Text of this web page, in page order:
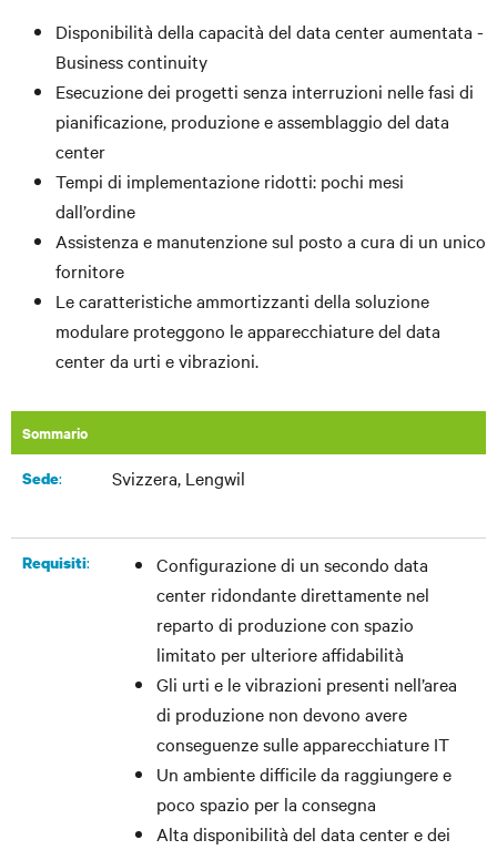
Disponibilità della capacità del data center aumentata -
Business continuity
Esecuzione dei progetti senza interruzioni nelle fasi di
pianificazione, produzione e assemblaggio del data
center
Tempi di implementazione ridotti: pochi mesi
dall’ordine
Assistenza e manutenzione sul posto a cura di un unico
fornitore
Le caratteristiche ammortizzanti della soluzione
modulare proteggono le apparecchiature del data
center da urti e vibrazioni.
Sommario
Sede:​ Svizzera, Lengwil
Requisiti:
Configurazione di un secondo data
center ridondante direttamente nel
reparto di produzione con spazio
limitato per ulteriore affidabilità
Gli urti e le vibrazioni presenti nell’area
di produzione non devono avere
conseguenze sulle apparecchiature IT
Un ambiente difficile da raggiungere e
poco spazio per la consegna
Alta disponibilità del data center e dei